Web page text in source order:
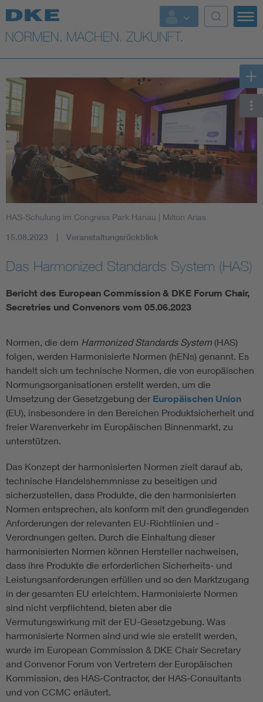
Top-Themen
VDE Fokusthemen
Digital Security
Energy
Health
Industry
Mobility
Smart Cities
Blitzschutz: DIN EN 62305 in der Übersicht
Circular Economy für mehr Ressourceneffizienz
Cybersecurity in der Industrieautomatisierung
Elektrofachkraft (EFK)
HAS-Schulung im Congress Park Hanau | Milton Arias
15.08.2023 Veranstaltungsrückblick
Das Harmonized Standards System (HAS)
Bericht des European Commission & DKE Forum Chair,
Secretries und Convenors vom 05.06.2023
Normen, die dem Harmonized Standards System (HAS)
folgen, werden Harmonisierte Normen (hENs) genannt. Es
handelt sich um technische Normen, die von europäischen
Normungsorganisationen erstellt werden, um die
Umsetzung der Gesetzgebung der Europäischen Union
(EU), insbesondere in den Bereichen Produktsicherheit und
freier Warenverkehr im Europäischen Binnenmarkt, zu
unterstützen.
Das Konzept der harmonisierten Normen zielt darauf ab,
technische Handelshemmnisse zu beseitigen und
sicherzustellen, dass Produkte, die den harmonisierten
Normen entsprechen, als konform mit den grundlegenden
Anforderungen der relevanten EU-Richtlinien und -
Verordnungen gelten. Durch die Einhaltung dieser
harmonisierten Normen können Hersteller nachweisen,
dass ihre Produkte die erforderlichen Sicherheits- und
Leistungsanforderungen erfüllen und so den Marktzugang
in der gesamten EU erleichtern. Harmonisierte Normen
sind nicht verpflichtend, bieten aber die
Vermutungswirkung mit der EU-Gesetzgebung. Was
harmonisierte Normen sind und wie sie erstellt werden,
wurde im European Commission & DKE Chair Secretary
and Convenor Forum von Vertretern der Europäischen
Kommission, des HAS-Contractor, der HAS-Consultants
und von CCMC erläutert.